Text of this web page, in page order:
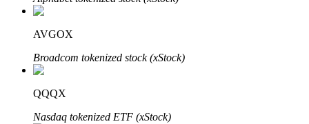
Auto Invest
AVGOX
Broadcom tokenized stock (xStock)
QQQX
Nasdaq tokenized ETF (xStock)